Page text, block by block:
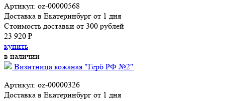
Артикул: oz-00000568
Доставка в Екатеринбург от 1 дня
Стоимость доставки от 300 рублей
23 920 ₽
купить
в наличии
Визитница кожаная "Герб РФ №2"
Артикул: oz-00000326
Доставка в Екатеринбург от 1 дня